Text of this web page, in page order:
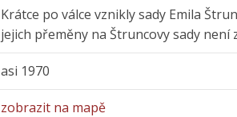
Krátce po válce vznikly sady Emila
jejich přeměny na Štruncovy sady není
asi 1970
zobrazit na mapě